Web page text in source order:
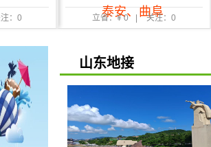
：0
泰安、曲阜
立省：¥ 0 关注：0
山东地接